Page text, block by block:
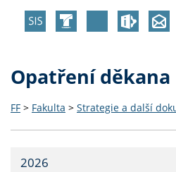
Opatření děkana
FF > Fakulta > Strategie a další
2026